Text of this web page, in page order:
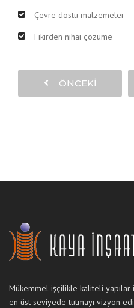
Çevre dostu malzemeler
Fikirden nihai çözüme
ÖNCEKI
Mükemmel işçilikle kaliteli
en üst seviyede tutmayı vizyon